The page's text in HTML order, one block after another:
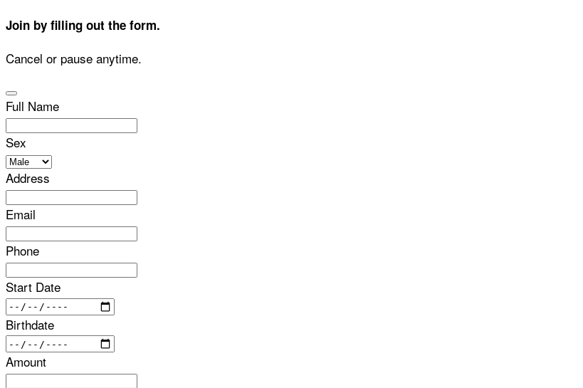
Join by filling out the form.
Cancel or pause anytime.
Full Name
Sex
Address
Email
Phone
Start Date
Birthdate
Amount